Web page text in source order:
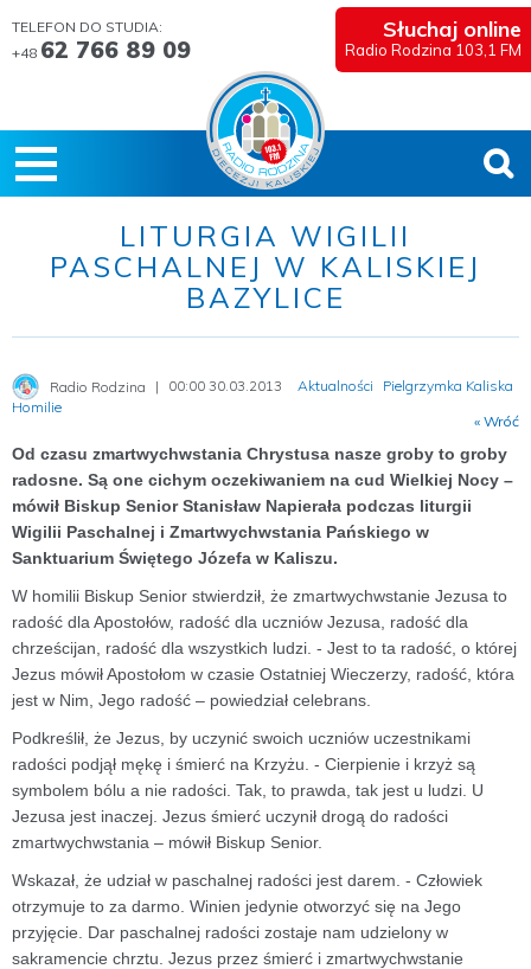
TELEFON DO STUDIA:
+48 62 766 89 09
Słuchaj online
Radio Rodzina 103,1 FM
LITURGIA WIGILII
PASCHALNEJ W KALISKIEJ
BAZYLICE
Radio Rodzina 00:00 30.03.2013 Aktualności
Pielgrzymka Kaliska
Homilie
« Wróć
Od czasu zmartwychwstania Chrystusa nasze groby to groby
radosne. Są one cichym oczekiwaniem na cud Wielkiej Nocy –
mówił Biskup Senior Stanisław Napierała podczas liturgii
Wigilii Paschalnej i Zmartwychwstania Pańskiego w
Sanktuarium Świętego Józefa w Kaliszu.
W homilii Biskup Senior stwierdził, że zmartwychwstanie Jezusa to
radość dla Apostołów, radość dla uczniów Jezusa, radość dla
chrześcijan, radość dla wszystkich ludzi. - Jest to ta radość, o której
Jezus mówił Apostołom w czasie Ostatniej Wieczerzy, radość, która
jest w Nim, Jego radość – powiedział celebrans.
Podkreślił, że Jezus, by uczynić swoich uczniów uczestnikami
radości podjął mękę i śmierć na Krzyżu. - Cierpienie i krzyż są
symbolem bólu a nie radości. Tak, to prawda, tak jest u ludzi. U
Jezusa jest inaczej. Jezus śmierć uczynił drogą do radości
zmartwychwstania – mówił Biskup Senior.
Wskazał, że udział w paschalnej radości jest darem. - Człowiek
otrzymuje to za darmo. Winien jedynie otworzyć się na Jego
przyjęcie. Dar paschalnej radości zostaje nam udzielony w
sakramencie chrztu. Jezus przez śmierć i zmartwychwstanie